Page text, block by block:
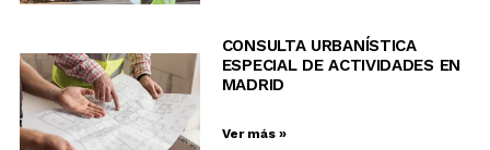
CONSULTA URBANÍSTICA
ESPECIAL DE ACTIVIDADES EN
MADRID
Ver más »